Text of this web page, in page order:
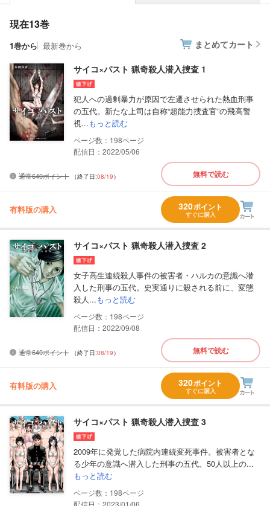
現在13巻
1巻から 最新巻から まとめてカート
サイコ×パスト 猟奇殺人潜入捜査 1
犯人への過剰暴力が原因で左遷させられた熱血刑事
の五代。新たな上司は自称“超能力捜査官”の飛高警
視...もっと読む
198
配信日：2022/05/06
通常640ポイント （終了日:08/19） 無料で読む
有料版の購入 320ポイント
すぐに購入
サイコ×パスト 猟奇殺人潜入捜査 2
女子高生連続殺人事件の被害者・ハルカの意識へ潜
入した刑事の五代。史実通りに殺される前に、変態
殺人...もっと読む
198
配信日：2022/09/08
通常640ポイント （終了日:08/19） 無料で読む
有料版の購入 320ポイント
すぐに購入
サイコ×パスト 猟奇殺人潜入捜査 3
2009年に発覚した病院内連続変死事件。被害者とな
る少年の意識へ潜入した刑事の五代。50人以上の...
もっと読む
198